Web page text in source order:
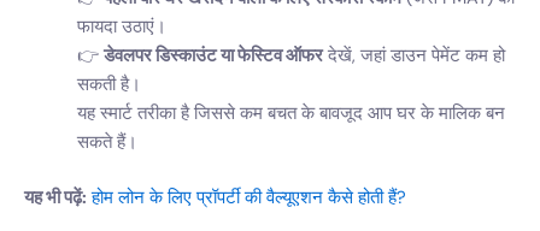
फायदा उठाएं।
डेवलपर डिस्काउंट या फेस्टिव ऑफरदेखें, जहां डाउन पेमेंट कम हो
सकती है।
यह स्मार्ट तरीका है जिससे कम बचत के बावजूद आप घर के मालिक बन
सकते हैं।
यह भी पढ़ें: होम लोन के लिए प्रॉपर्टी की वैल्यूएशन कैसे होती हैं?